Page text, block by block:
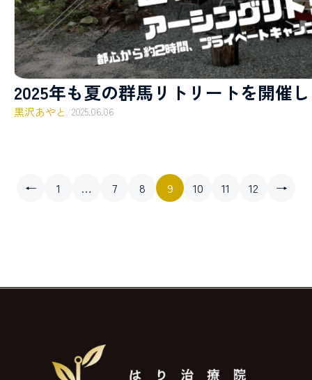
2025年も夏の群馬リトリートを開催
黒沢あやと 2025.06.06
← 1 … 7 8 9 10 11 12 →